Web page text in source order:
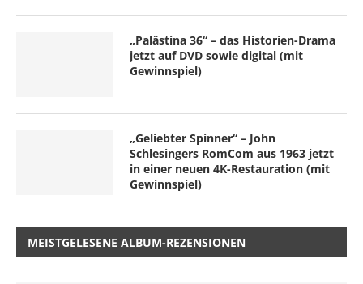
„Palästina 36“ – das Historien-Drama
jetzt auf DVD sowie digital (mit
Gewinnspiel)
„Geliebter Spinner“ – John
Schlesingers RomCom aus 1963 jetzt
in einer neuen 4K-Restauration (mit
Gewinnspiel)
MEISTGELESENE ALBUM-REZENSIONEN